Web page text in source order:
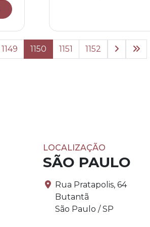
1149 1150 1151 1152
LOCALIZAÇÃO
SÃO PAULO
Rua Pratapolis, 64
Butantã
São Paulo / SP